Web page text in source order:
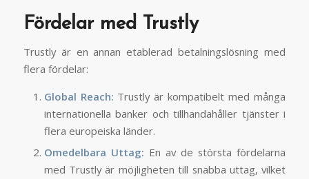
Fördelar med Trustly
Trustly är en annan etablerad betalningslösning med
flera fördelar:
Global Reach: Trustly är kompatibelt med många
internationella banker och tillhandahåller tjänster i
flera europeiska länder.
Omedelbara Uttag: En av de största fördelarna
med Trustly är möjligheten till snabba uttag, vilket